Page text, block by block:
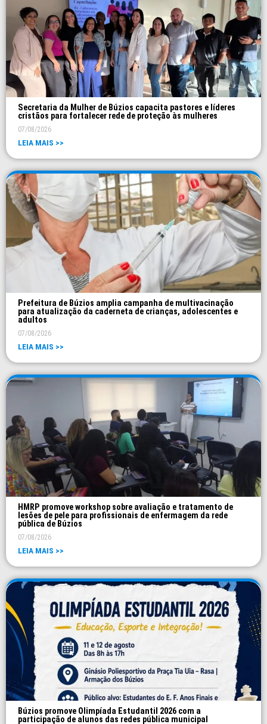
Secretaria da Mulher de Búzios capacita pastores e líderes
cristãos para fortalecer rede de proteção às mulheres
07/08/2026
LEIA MAIS >>
Prefeitura de Búzios amplia campanha de multivacinação
para atualização da caderneta de crianças, adolescentes e
adultos
07/08/2026
LEIA MAIS >>
HMRP promove workshop sobre avaliação e tratamento de
lesões de pele para profissionais de enfermagem da rede
pública de Búzios
07/08/2026
LEIA MAIS >>
Búzios promove Olimpíada Estudantil 2026 com a
participação de alunos das redes pública municipal